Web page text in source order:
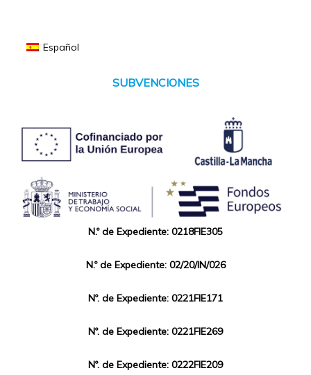
Español
SUBVENCIONES
N.º de Expediente: 0218FIE305
N.º de Expediente: 02/20/IN/026
Nº. de Expediente: 0221FIE171
Nº. de Expediente: 0221FIE269
Nº. de Expediente: 0222FIE209